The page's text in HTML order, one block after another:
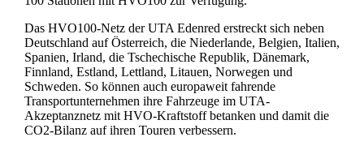
Das HVO100-Netz der UTA Edenred erstreckt sich neben
Deutschland auf Österreich, die Niederlande, Belgien, Italien,
Spanien, Irland, die Tschechische Republik, Dänemark,
Finnland, Estland, Lettland, Litauen, Norwegen und
Schweden. So können auch europaweit fahrende
Transportunternehmen ihre Fahrzeuge im UTA-
Akzeptanznetz mit HVO-Kraftstoff betanken und damit die
CO2-Bilanz auf ihren Touren verbessern.